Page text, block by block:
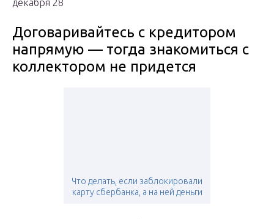
декабря 28
Договаривайтесь с кредитором
напрямую — тогда знакомиться с
коллектором не придется
Что делать, если заблокировали
карту сбербанка, а на ней деньги